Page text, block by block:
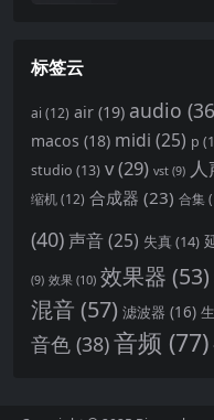
标签云
ai (12) air (19) audio
macos (18) midi (25) p
studio (13) v(29) vst (9)
缩机(12) 合成器 (23) 合集
(40) 声音(25) 失真(14)
(9) 效果 (10) 效果器 (53)
混音 (57) 滤波器 (16)
音色 (38)音频 (77)